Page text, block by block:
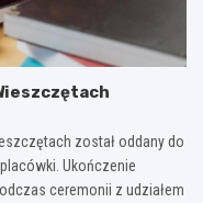
został oddany do
Ukończenie
ceremonii z udziałem